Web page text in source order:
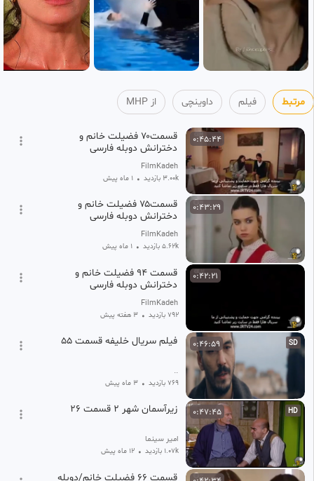
HD
سخنرانی استاد رائفی پور - تربیت
نسلی - شب 21 ماه مبارک رمضان
- 25 اردیبهشت 1399 - مشهد
MHP
2 ماه پیش
مرتبط فیلم داوینچی از MHP
0:45:44
قسمت۷۰ فضیلت خانم و
دخترانش دوبله فارسی
FilmKadeh
3.00k بازدید • 1 ماه پیش
0:43:29
قسمت۷۵ فضیلت خانم و
دخترانش دوبله فارسی
FilmKadeh
5.62k بازدید • 1 ماه پیش
0:42:21
قسمت ۹۴ فضیلت خانم و
دخترانش دوبله فارسی
FilmKadeh
792 بازدید • ۳ هفته پیش
SD
0:46:59 فیلم سریال خلیفه قسمت ۵۵
..
769 بازدید • 3 ماه پیش
HD
0:47:45 زیرآسمان شهر ۲ قسمت ۲۶
امیر سینما
1.07k بازدید • 12 ماه پیش
قسمت ۶۶ فضیلت خانم/دوبله